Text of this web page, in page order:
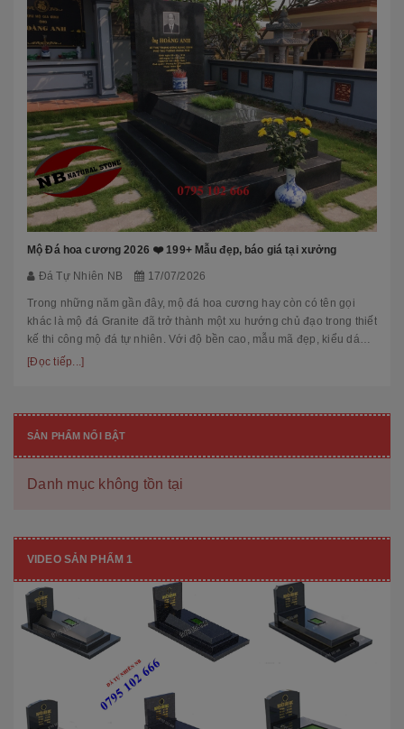
Mộ Đá hoa cương 2026 ❤️ 199+ Mẫu đẹp, báo giá tại xưởng
Đá Tự Nhiên NB 17/07/2026
Trong những năm gần đây, mộ đá hoa cương hay còn có tên gọi
khác là mộ đá Granite đã trở thành một xu hướng chủ đạo trong thiết
kế thi công mộ đá tự nhiên. Với độ bền cao, mẫu mã đẹp, kiểu dáng
hiệ...
[Đọc tiếp...]
SẢN PHẨM NỔI BẬT
Danh mục không tồn tại
VIDEO SẢN PHẨM 1